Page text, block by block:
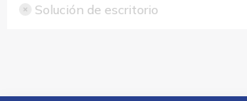
Solución de escritorio